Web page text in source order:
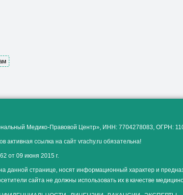
Медико-Правовой Центр», ИНН: 7704278083, ОГРН:
активная ссылка на сайт vrachy.ru обязательна!
от 09 июня 2015 г.
данной странице, носят информационный характер и
сайта не должны использовать их в качестве